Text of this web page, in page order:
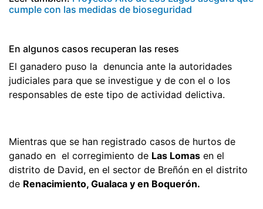
cumple con las medidas de bioseguridad
En algunos casos recuperan las reses
El ganadero puso la denuncia ante la autoridades
judiciales para que se investigue y de con el o los
responsables de este tipo de actividad delictiva.
Mientras que se han registrado casos de hurtos de
ganado en el corregimiento de Las Lomas en el
distrito de David, en el sector de Breñón en el distrito
de Renacimiento, Gualaca y en Boquerón.